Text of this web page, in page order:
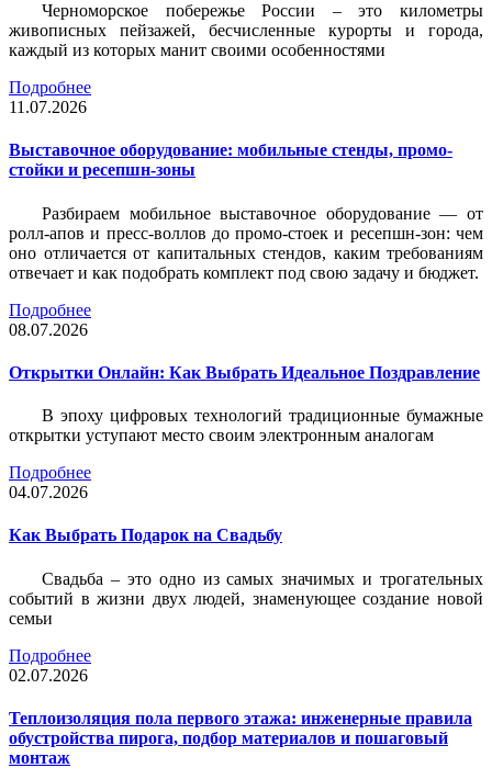
Черноморское побережье России – это километры
живописных пейзажей, бесчисленные курорты и города,
каждый из которых манит своими особенностями
Подробнее
11.07.2026
Выставочное оборудование: мобильные стенды, промо-
стойки и ресепшн-зоны
Разбираем мобильное выставочное оборудование — от
ролл-апов и пресс-воллов до промо-стоек и ресепшн-зон: чем
оно отличается от капитальных стендов, каким требованиям
отвечает и как подобрать комплект под свою задачу и бюджет.
Подробнее
08.07.2026
Открытки Онлайн: Как Выбрать Идеальное Поздравление
В эпоху цифровых технологий традиционные бумажные
открытки уступают место своим электронным аналогам
Подробнее
04.07.2026
Как Выбрать Подарок на Свадьбу
Свадьба – это одно из самых значимых и трогательных
событий в жизни двух людей, знаменующее создание новой
семьи
Подробнее
02.07.2026
Теплоизоляция пола первого этажа: инженерные правила
обустройства пирога, подбор материалов и пошаговый
монтаж